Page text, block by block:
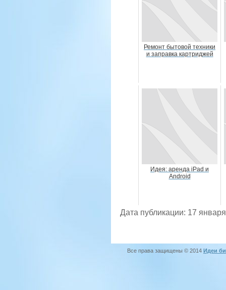
Ремонт бытовой техники
и заправка картриджей
Идея: аренда iPad и
Android
Дата публикации: 17
Все права защищены © 2014 Идеи